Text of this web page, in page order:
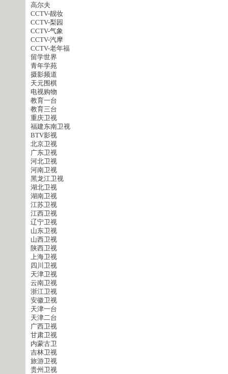
高尔夫
CCTV-靓妆
CCTV-梨园
CCTV-气象
CCTV-汽摩
CCTV-老年福
留学世界
青年学苑
摄影频道
天元围棋
电视购物
教育一台
教育三台
重庆卫视
福建东南卫视
BTV影视
北京卫视
广东卫视
河北卫视
河南卫视
黑龙江卫视
湖北卫视
湖南卫视
江苏卫视
江西卫视
辽宁卫视
山东卫视
山西卫视
陕西卫视
上海卫视
四川卫视
天津卫视
云南卫视
浙江卫视
安徽卫视
天津一台
天津二台
广西卫视
甘肃卫视
内蒙古卫
吉林卫视
旅游卫视
贵州卫视